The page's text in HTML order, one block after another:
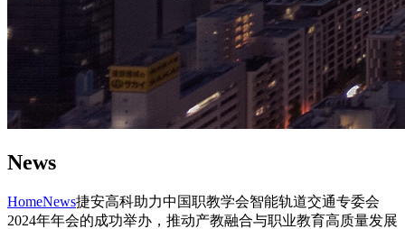
News
HomeNews捷安高科助力中国职教学会智能轨道交通专委会
2024年年会的成功举办，推动产教融合与职业教育高质量发展